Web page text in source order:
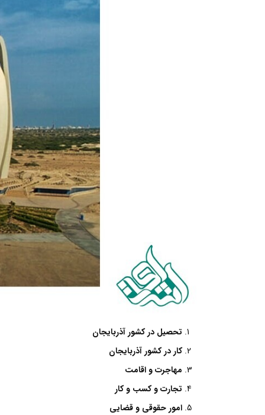
تحصیل در کشور آذربایجان
کار در کشور آذربایجان
مهاجرت و اقامت
تجارت و کسب و کار
امور حقوقی و قضایی